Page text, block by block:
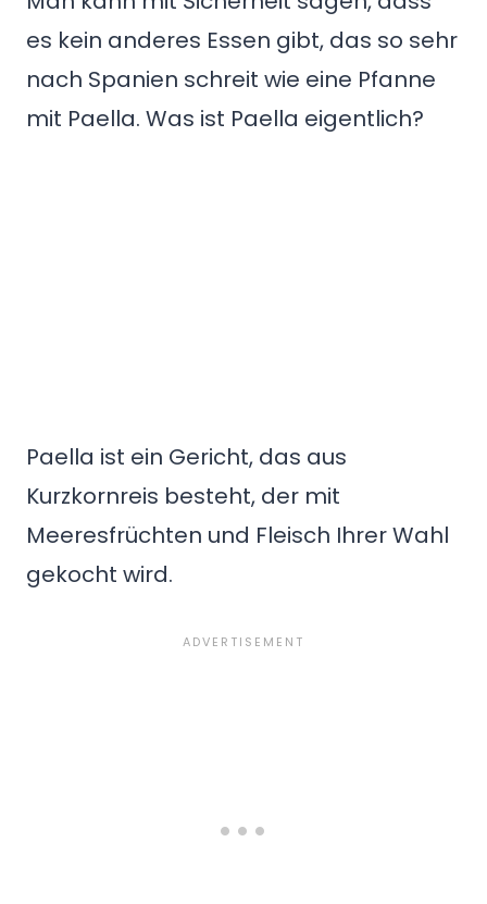
es kein anderes Essen gibt, das so sehr
nach Spanien schreit wie eine Pfanne
mit Paella. Was ist Paella eigentlich?
Paella ist ein Gericht, das aus
Kurzkornreis besteht, der mit
Meeresfrüchten und Fleisch Ihrer Wahl
gekocht wird.